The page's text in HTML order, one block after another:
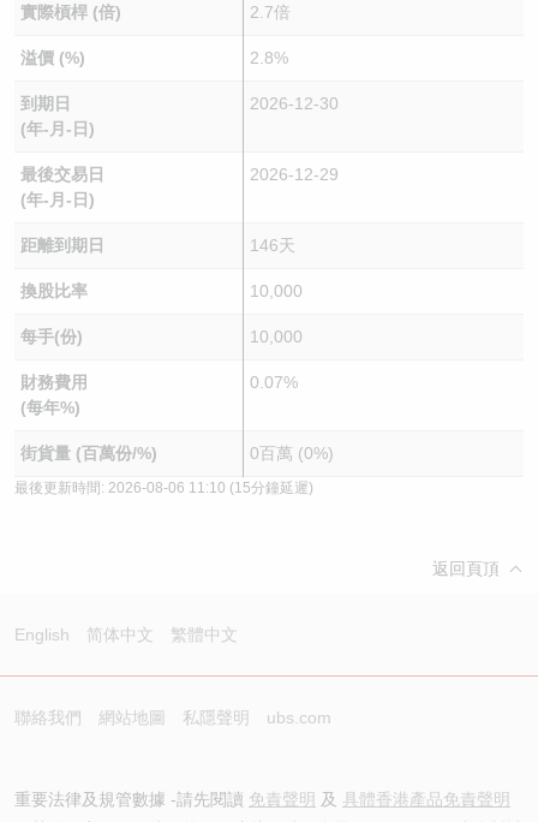
實際槓桿 (倍) 2.7倍
溢價 (%) 2.8%
到期日
(年-月-日)
2026-12-30
最後交易日
(年-月-日)
2026-12-29
距離到期日 146天
換股比率 10,000
每手(份) 10,000
財務費用
(每年%)
0.07%
街貨量 (百萬份/%) 0百萬 (0%)
最後更新時間: 2026-08-06 11:10 (15分鐘延遲)
返回頁頂
English 简体中文 繁體中文
聯絡我們 網站地圖 私隱聲明 ubs.com
重要法律及規管數據 -請先閱讀 免責聲明 及 具體香港產品免責聲明